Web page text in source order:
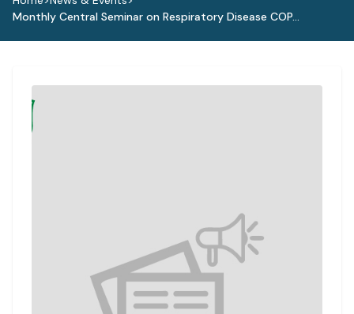
Monthly Central Seminar on Respiratory Disease COP...